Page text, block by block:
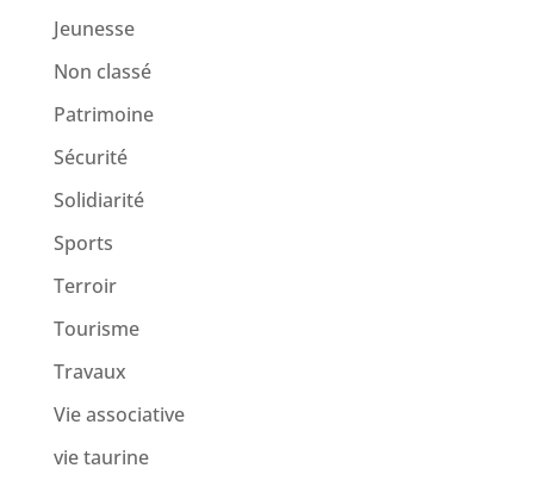
Jeunesse
Non classé
Patrimoine
Sécurité
Solidiarité
Sports
Terroir
Tourisme
Travaux
Vie associative
vie taurine